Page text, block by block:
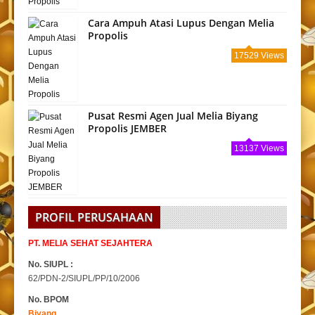
Cara Ampuh Atasi Lupus Dengan Melia
Propolis
17529 Views
Pusat Resmi Agen Jual Melia Biyang
Propolis JEMBER
13137 Views
PROFIL PERUSAHAAN
PT. MELIA SEHAT SEJAHTERA
No. SIUPL :
62/PDN-2/SIUPL/PP/10/2006
No. BPOM